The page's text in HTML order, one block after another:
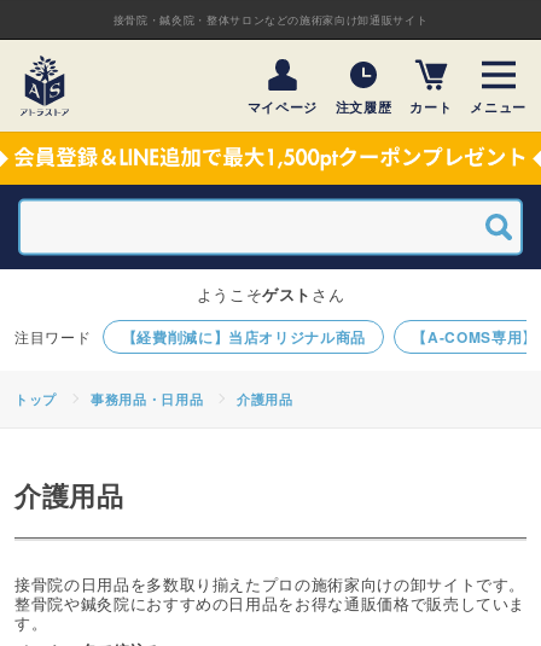
接骨院・鍼灸院・整体サロンなどの施術家向け卸通販サイト
マイページ 注文履歴 カート メニュー
【経費削減に】当店オリジナル商品 【A-COMS専用
ようこそゲスト さん
トップ 事務用品・日用品 介護用品
介護用品
接骨院の日用品を多数取り揃えたプロの施術家向けの卸サイトです。
整骨院や鍼灸院におすすめの日用品をお得な通販価格で販売していま
す。